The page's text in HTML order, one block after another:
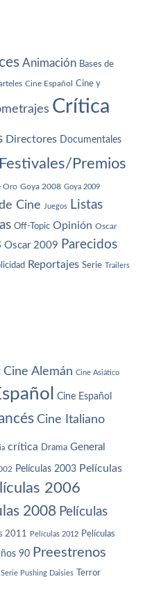
Animación Bases de
Cine Español Cine y
Crítica
Directores Documentales
Festivales/Premios
Oro Goya 2008 Goya 2009
Cine Juegos Listas
Off-Topic Opinión Oscar
Oscar 2009 Parecidos
Reportajes Serie Trailers
Cine Alemán Cine Asiático
Cine Español
Cine Italiano
crítica Drama General
Películas 2003 Películas
2006
2008 Películas
2011 Películas 2012 Películas
90 Preestrenos
Serie Pushing Daisies Terror